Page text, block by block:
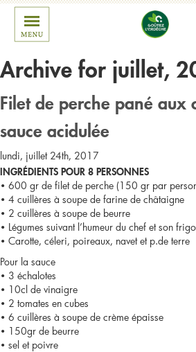
Archive for juillet,
Filet de perche pané aux
sauce acidulée
lundi, juillet 24th, 2017
INGRÉDIENTS POUR 8 PERSONNES
• 600 gr de filet de perche (150 gr par
• 4 cuillères à soupe de farine de châtaigne
• 2 cuillères à soupe de beurre
• Légumes suivant l’humeur du chef et son frigo
• Carotte, céleri, poireaux, navet et p.de terre
Pour la sauce
• 3 échalotes
• 10cl de vinaigre
• 2 tomates en cubes
• 6 cuillères à soupe de crème épaisse
• 150gr de beurre
• sel et poivre